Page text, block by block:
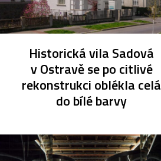
Historická vila Sadová
v Ostravě se po citlivé
rekonstrukci oblékla celá
do bílé barvy